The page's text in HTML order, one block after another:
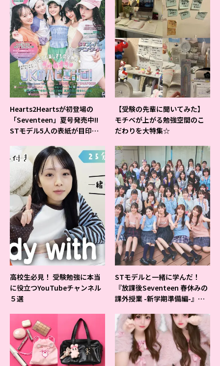
Hearts2Heartsが初登場の
「Seventeen」夏号発売中!!
STモデル5人の表紙が目印だ
【受験の先輩に聞いてみた】
モチベが上がる勉強空間のこ
だわりを大特集☆
高校生必見！ 受験勉強に本当
に役立つYouTubeチャンネル
５選
STモデルと一緒に学んだ！
『放課後Seventeen 春休みの
課外授業 -新学期準備編-』イ